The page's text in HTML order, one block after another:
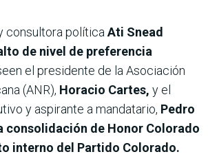
consultora política Ati Snead
de nivel de preferencia
el presidente de la Asociación
(ANR), Horacio Cartes, y el
y aspirante a mandatario, Pedro
consolidación de Honor Colorado
interno del Partido Colorado.